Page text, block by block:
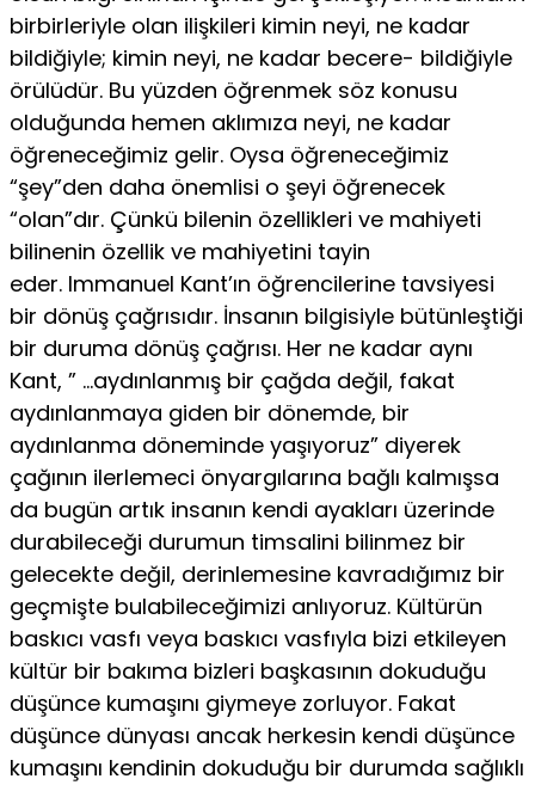
birbirleriyle olan ilişkileri kimin neyi, ne kadar
bildiğiyle; kimin neyi, ne kadar becere- bildiğiyle
örülüdür. Bu yüzden öğrenmek söz konusu
olduğunda hemen aklımıza neyi, ne kadar
öğreneceğimiz gelir. Oysa öğreneceğimiz
“şey”den daha önemlisi o şeyi öğrenecek
“olan”dır. Çünkü bilenin özellikleri ve mahiyeti
bilinenin özellik ve mahiyetini tayin
eder. Immanuel Kant’ın öğrencilerine tavsiyesi
bir dönüş çağrısıdır. İnsanın bilgisiyle bütünleştiği
bir duruma dönüş çağrısı. Her ne kadar aynı
Kant, ” …aydınlanmış bir çağda değil, fakat
aydınlanmaya giden bir dönemde, bir
aydınlanma döneminde yaşıyoruz” diyerek
çağının ilerlemeci önyargılarına bağlı kalmışsa
da bugün artık insanın kendi ayakları üzerinde
durabileceği durumun timsalini bilinmez bir
gelecekte değil, derinlemesine kavradığımız bir
geçmişte bulabileceğimizi anlıyoruz. Kültürün
baskıcı vasfı veya baskıcı vasfıyla bizi etkileyen
kültür bir bakıma bizleri başkasının dokuduğu
düşünce kumaşını giymeye zorluyor. Fakat
düşünce dünyası ancak herkesin kendi düşünce
kumaşını kendinin dokuduğu bir durumda sağlıklı